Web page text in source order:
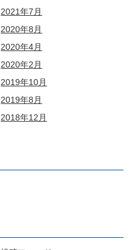
2021年7月
2020年8月
2020年4月
2020年2月
2019年10月
2019年8月
2018年12月